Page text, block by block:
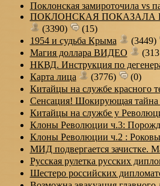
Поклонская замироточила vs
ПОКЛОНСКАЯ ПОКАЗАЛА
(3390)
(15)
1954 и судьба Крыма
(3449)
Магия доллара ВИДЕО
НКВД. Инструкция по
Карта лица
(3776)
(0)
Китайцы на службе красного
Сенсация! Шокирующая
Китайцы на службе у
Клоны Революции ч.3:
Клоны Революции ч.2 :
МИД подвергается зачистке.
Русская рулетка русских
Шестеро российских